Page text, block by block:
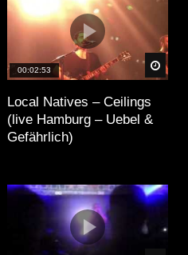
Später
00:02:53
Local Natives – Ceilings
(live Hamburg – Uebel &
Gefährlich)